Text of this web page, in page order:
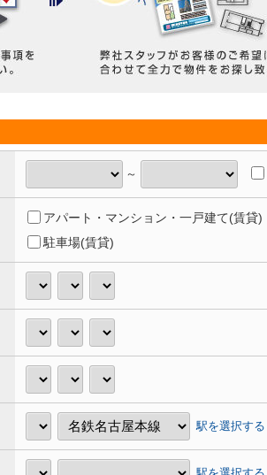
～
アパート・マンション・一戸建て(賃貸)
駐車場(賃貸)
駅を選択する